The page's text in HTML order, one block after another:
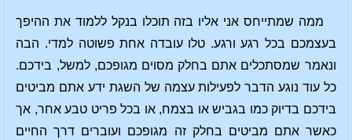
ממה שמתייחס אני אליו בזה תוכלו בנקל ללמוד את ההיפך
בעצמכם בכל רגע ורגע. טלו עובדה אחת פשוטה למדי. הבה
ונאמר שמסתכלים אתם בחלק מסוים מגופכם, למשל, בידכם.
כל עוד נוגע הדבר לפעילות עצמה של השגת ידע אתם מביטים
בידכם בדיוק כמו בגביש או בצמח, או בכל פריט טבע אחר, אך
כאשר אתם מביטים בחלק זה מגופכם ועוברים דרך החיים